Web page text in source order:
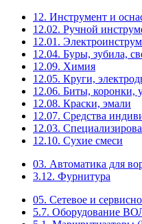
12. Инструмент и
12.02. Ручной
12.01.
12.04. Буры, зубила,
12.09. Химия
12.05. Круги,
12.06. Биты, коронки,
12.08. Краски, эмали
12.07. Средства
12.03.
12.10. Сухие смеси
03. Автоматика для
3.12. Фурнитура
05. Сетевое и
5.7. Оборудование